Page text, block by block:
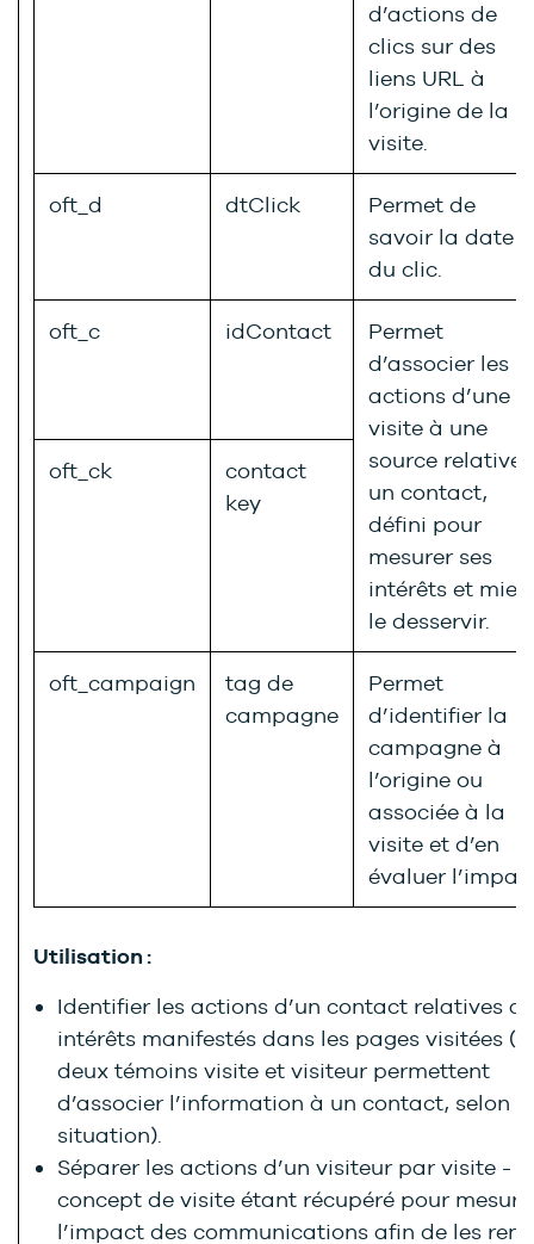
d’actions de
clics sur des
liens URL à
l’origine de la
visite.
oft_d dtClick
Permet de
savoir la date
du clic.
oft_c idContact
Permet
d’associer les
actions d’une
visite à une
source relative
un contact,
défini pour
mesurer ses
intérêts et
le desservir.
oft_ck
contact
key
oft_campaign
tag de
campagne
Permet
d’identifier la
campagne à
l’origine ou
associée à la
visite et d’en
évaluer
Utilisation :
Identifier les actions d’un contact relatives
intérêts manifestés dans les pages visitées
deux témoins visite et visiteur permettent
d’associer l’information à un contact, selon
situation).
Séparer les actions d’un visiteur par visite - le
concept de visite étant récupéré pour
l’impact des communications afin de les